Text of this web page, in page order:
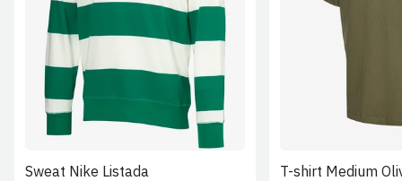
S XL 2XL
Sweat Nike Listada T-shirt Medium